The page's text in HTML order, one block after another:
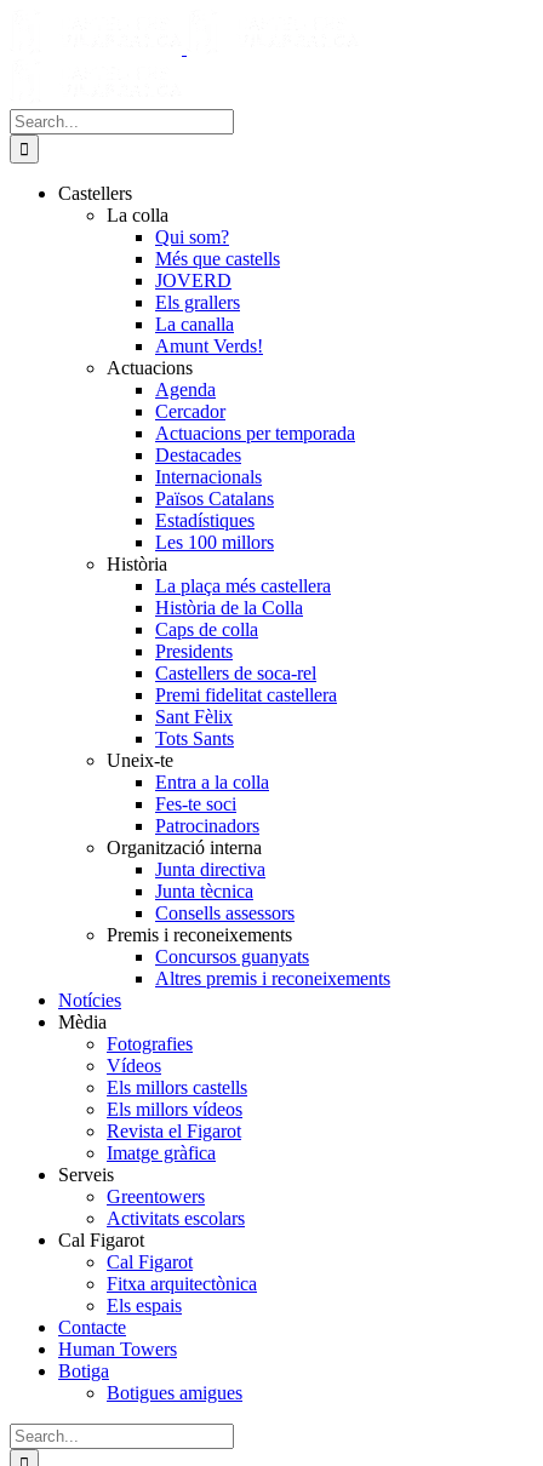
Search
for:
Castellers
La colla
Qui som?
Més que castells
JOVERD
Els grallers
La canalla
Amunt Verds!
Actuacions
Agenda
Cercador
Actuacions per temporada
Destacades
Internacionals
Països Catalans
Estadístiques
Les 100 millors
Història
La plaça més castellera
Història de la Colla
Caps de colla
Presidents
Castellers de soca-rel
Premi fidelitat castellera
Sant Fèlix
Tots Sants
Uneix-te
Entra a la colla
Fes-te soci
Patrocinadors
Organització interna
Junta directiva
Junta tècnica
Consells assessors
Premis i reconeixements
Concursos guanyats
Altres premis i reconeixements
Notícies
Mèdia
Fotografies
Vídeos
Els millors castells
Els millors vídeos
Revista el Figarot
Imatge gràfica
Serveis
Greentowers
Activitats escolars
Cal Figarot
Cal Figarot
Fitxa arquitectònica
Els espais
Contacte
Human Towers
Botiga
Botigues amigues
Search
for: